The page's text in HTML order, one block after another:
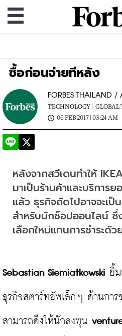
ซื้อก่อนจ่ายทีหลัง
FORBES THAILAND /
TECHNOLOGY |
GLOBAL
06 FEB 2017 | 03:24 AM
หลังจากสวีเดนทำให้
มาเป็นร้านค้าและบริการ
แล้ว ธุรกิจถัดไปอาจจะเป็
สำหรับนักช็อปออนไลน์ ซึ่
เลือกใหม่แทนการชำระดั
Sebastian Siemiatkowski ยิ้ม
ธุรกิจสตาร์ทอัพเล็กๆ ด้านการ
สามารถดึงให้นักลงทุน